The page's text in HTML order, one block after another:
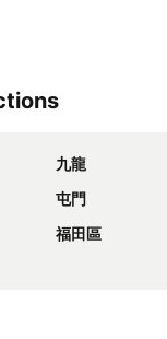
九龍
屯門
福田區